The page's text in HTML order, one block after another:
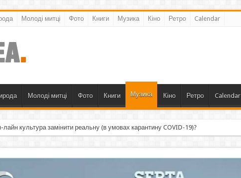
Молоді митці Фото Книги Музика Кіно Ретро Calendar
Молоді митці Фото Книги Музика Кіно Ретро Calendar
культура замінити реальну (в умовах карантину COVID-19)?